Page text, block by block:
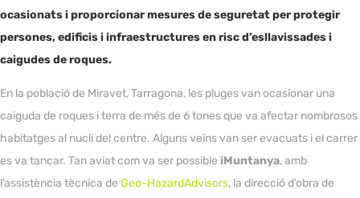
ocasionats i proporcionar mesures de seguretat per protegir
persones, edificis i infraestructures en risc d’esllavissades i
caigudes de roques.
En la població de Miravet, Tarragona, les pluges van ocasionar una
caiguda de roques i terra de més de 6 tones que va afectar nombrosos
habitatges al nucli del centre. Alguns veïns van ser evacuats i el carrer
es va tancar. Tan aviat com va ser possible iMuntanya, amb
l’assistència tècnica de Geo-HazardAdvisors, la direcció d’obra de